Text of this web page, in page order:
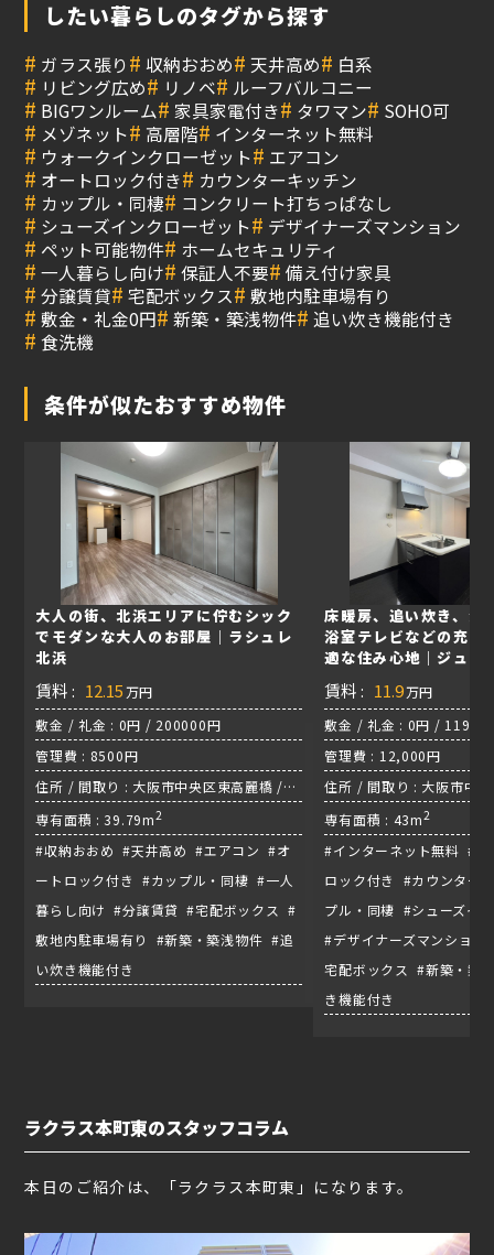
したい暮らしのタグから探す
# ガラス張り# 収納おおめ# 天井高め# 白系
# リビング広め# リノベ# ルーフバルコニー
# BIGワンルーム# 家具家電付き# タワマン# SOHO可
# メゾネット# 高層階# インターネット無料
# ウォークインクローゼット# エアコン
# オートロック付き# カウンターキッチン
# カップル・同棲# コンクリート打ちっぱなし
# シューズインクローゼット# デザイナーズマンション
# ペット可能物件# ホームセキュリティ
# 一人暮らし向け# 保証人不要# 備え付け家具
# 分譲賃貸# 宅配ボックス# 敷地内駐車場有り
# 敷金・礼金0円# 新築・築浅物件# 追い炊き機能付き
# 食洗機
条件が似たおすすめ物件
大人の街、北浜エリアに佇むシック
でモダンな大人のお部屋｜ラシュレ
北浜
賃料 : 12.15 万円
敷金 / 礼金 : 0円 / 200000円
管理費 : 8500円
住所 / 間取り : 大阪市中央区東高麗橋 /
1LDK / 京阪本線『北浜駅』
専有面積 : 39.79m2
#収納おおめ #天井高め #エアコン #オ
ートロック付き #カップル・同棲 #一人
暮らし向け #分譲賃貸 #宅配ボックス #
敷地内駐車場有り #新築・築浅物件 #追
い炊き機能付き
床暖房、追い炊き、浴
浴室テレビなどの充実
適な住み心地｜ジュー
賃料 : 11.9万円
敷金 / 礼金 : 0円 /
管理費 : 12,000円
住所 / 間取り : 大阪市中
1LDK / 堺筋線『長堀駅』
専有面積 : 43m2
#インターネット無料 #
ロック付き #カウンター
プル・同棲 #シューズイ
#デザイナーズマンショ
宅配ボックス #新築・築
き機能付き
ラクラス本町東のスタッフコラム
本日のご紹介は、「ラクラス本町東」になります。